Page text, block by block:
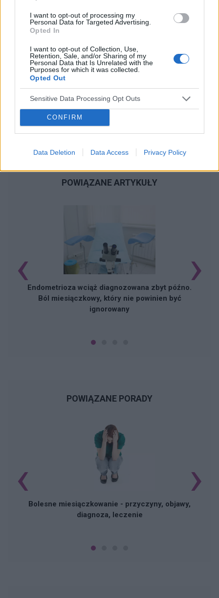
I want to opt-out of processing my
Personal Data for Targeted Advertising.
Opted In
I want to opt-out of Collection, Use,
Retention, Sale, and/or Sharing of my
Personal Data that Is Unrelated with the
Purposes for which it was collected.
Opted Out
Sensitive Data Processing Opt Outs
CONFIRM
Data Deletion Data Access Privacy Policy
POWIĄZANE ARTYKUŁY
Endometrioza wciąż diagnozowana zbyt późno.
Ból miesiączkowy, który nie powinien być
ignorowany
‹ ›
POWIĄZANE PORADY
Bolesne miesiączkowanie - przyczyny, objawy,
diagnoza, leczenie
‹ ›